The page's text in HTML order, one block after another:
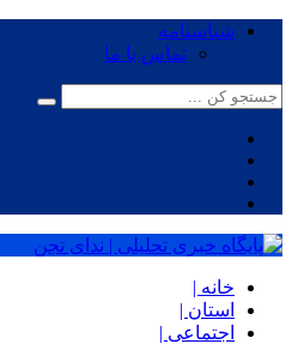
شناسنامه
تماس با ما
خانه |
استان |
اجتماعی |